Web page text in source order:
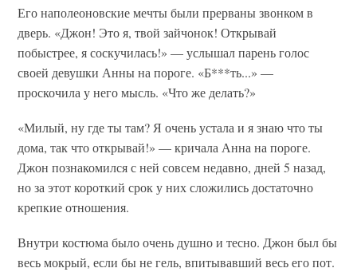
Его наполеоновские мечты были прерваны звонком в
дверь. «Джон! Это я, твой зайчонок! Открывай
побыстрее, я соскучилась!» — услышал парень голос
своей девушки Анны на пороге. «Б***ть...» —
проскочила у него мысль. «Что же делать?»
«Милый, ну где ты там? Я очень устала и я знаю что ты
дома, так что открывай!» — кричала Анна на пороге.
Джон познакомился с ней совсем недавно, дней 5 назад,
но за этот короткий срок у них сложились достаточно
крепкие отношения.
Внутри костюма было очень душно и тесно. Джон был бы
весь мокрый, если бы не гель, впитывавший весь его пот.